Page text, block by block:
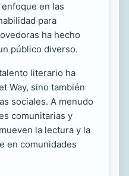
en las
para
ha hecho
público diverso.
literario ha
Way, sino también
sociales. A menudo
comunitarias y
la lectura y la
en comunidades